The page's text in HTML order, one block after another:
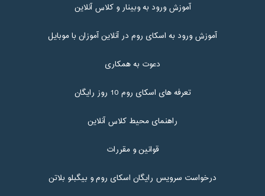
آموزش ورود به وبینار و کلاس آنلاین
آموزش ورود به اسکای روم در آنلاین آموزان با موبایل
دعوت به همکاری
تعرفه های اسکای روم 10 روز رایگان
راهنمای محیط کلاس آنلاین
قوانین و مقررات
درخواست سرویس رایگان اسکای روم و بیگبلو بلاتن